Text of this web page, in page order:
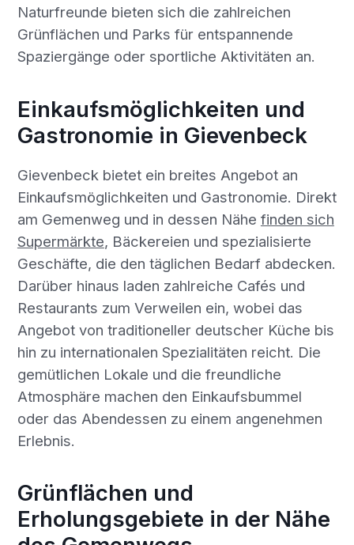
Naturfreunde bieten sich die zahlreichen
Grünflächen und Parks für entspannende
Spaziergänge oder sportliche Aktivitäten an.
Einkaufsmöglichkeiten und
Gastronomie in Gievenbeck
Gievenbeck bietet ein breites Angebot an
Einkaufsmöglichkeiten und Gastronomie. Direkt
am Gemenweg und in dessen Nähe finden sich
Supermärkte, Bäckereien und spezialisierte
Geschäfte, die den täglichen Bedarf abdecken.
Darüber hinaus laden zahlreiche Cafés und
Restaurants zum Verweilen ein, wobei das
Angebot von traditioneller deutscher Küche bis
hin zu internationalen Spezialitäten reicht. Die
gemütlichen Lokale und die freundliche
Atmosphäre machen den Einkaufsbummel
oder das Abendessen zu einem angenehmen
Erlebnis.
Grünflächen und
Erholungsgebiete in der Nähe